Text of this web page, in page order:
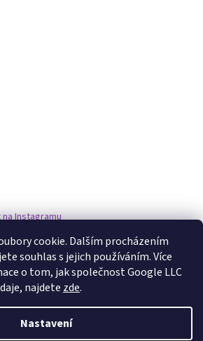
cookie. Dalším procházením
souhlas s jejich používáním. Více
o tom, jak společnost Google LLC
najdete zde.
Nastavení
Instagramu
paruky.eu
Vytvořil Shoptet